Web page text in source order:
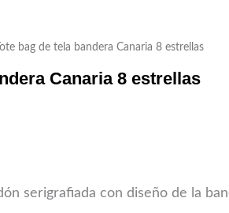
bag de tela bandera Canaria 8 estrellas
Canaria 8 estrellas
serigrafiada con diseño de la